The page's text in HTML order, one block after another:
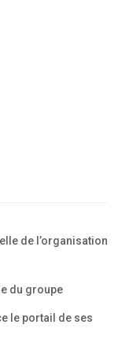
de l’organisation
du groupe
le portail de ses